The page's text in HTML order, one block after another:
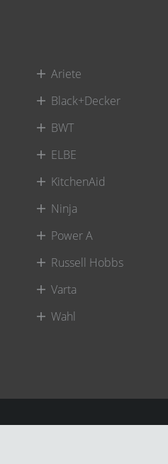
Ariete
Black+Decker
BWT
ELBE
KitchenAid
Ninja
Power A
Russell Hobbs
Varta
Wahl